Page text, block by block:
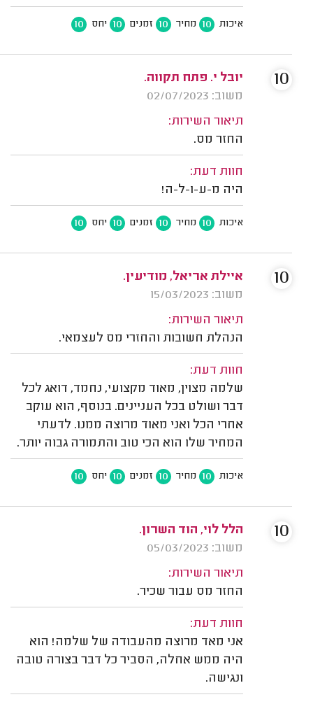
איכות 10 מחיר 10 זמנים 10 יחס 10
יובל י. פתח תקווה.
משוב: 02/07/2023
תיאור השירות:
החזר מס.
חוות דעת:
היה מ-ע-ו-ל-ה!
איכות 10 מחיר 10 זמנים 10 יחס 10
10
איילת אריאל, מודיעין.
משוב: 15/03/2023
תיאור השירות:
הנהלת חשובות והחזרי מס לעצמאי.
חוות דעת:
שלמה מצוין, מאוד מקצועי, נחמד, דואג לכל
דבר ושולט בכל העניינים. בנוסף, הוא עוקב
אחרי הכל ואני מאוד מרוצה ממנו. לדעתי
המחיר שלו הוא הכי טוב והתמורה גבוה יותר.
איכות 10 מחיר 10 זמנים 10 יחס 10
10
הלל לוי, הוד השרון.
משוב: 05/03/2023
תיאור השירות:
החזר מס עבור שכיר.
חוות דעת:
אני מאד מרוצה מהעבודה של שלמה! הוא
היה ממש אחלה, הסביר כל דבר בצורה טובה
ונגישה.
10